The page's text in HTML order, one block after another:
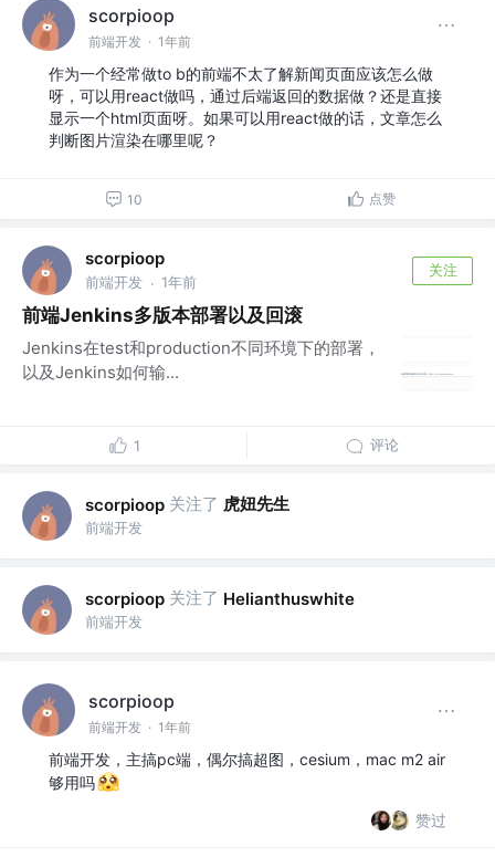
scorpioop
前端开发 · 1年前
作为一个经常做to b的前端不太了解新闻页面应该怎么做
呀，可以用react做吗，通过后端返回的数据做？还是直接
显示一个html页面呀。如果可以用react做的话，文章怎么
判断图片渲染在哪里呢？
10 点赞
scorpioop
前端开发 · 1年前
关注
前端Jenkins多版本部署以及回滚
Jenkins在test和production不同环境下的部署，
以及Jenkins如何输...
1 评论
scorpioop 关注了 虎妞先生
前端开发
scorpioop 关注了 Helianthuswhite
前端开发
scorpioop
前端开发 · 1年前
前端开发，主搞pc端，偶尔搞超图，cesium，mac m2 air
够用吗
赞过